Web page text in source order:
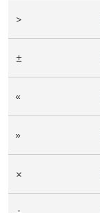
>
±
«
»
×